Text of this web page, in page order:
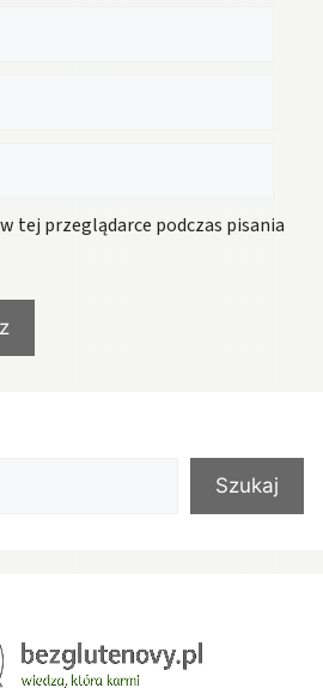
tej przeglądarce podczas pisania
Szukaj